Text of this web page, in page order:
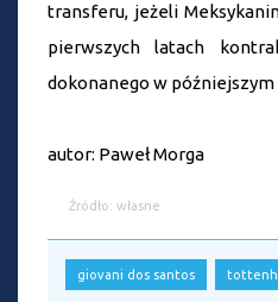
transferu, jeżeli
pierwszych latach
dokonanego w
autor: Paweł Morga
Źródło: własne
giovani dos santos